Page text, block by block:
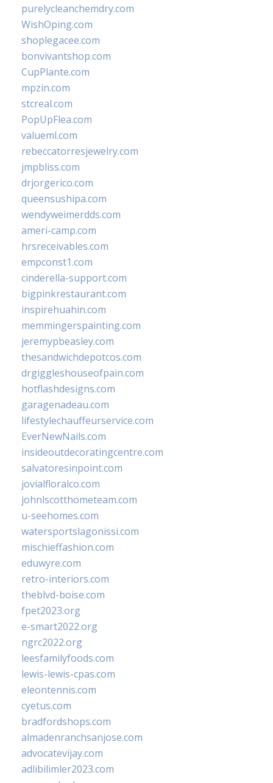
purelycleanchemdry.com
WishOping.com
shoplegacee.com
bonvivantshop.com
CupPlante.com
mpzin.com
stcreal.com
PopUpFlea.com
valueml.com
rebeccatorresjewelry.com
jmpbliss.com
drjorgerico.com
queensushipa.com
wendyweimerdds.com
ameri-camp.com
hrsreceivables.com
empconst1.com
cinderella-support.com
bigpinkrestaurant.com
inspirehuahin.com
memmingerspainting.com
jeremypbeasley.com
thesandwichdepotcos.com
drgiggleshouseofpain.com
hotflashdesigns.com
garagenadeau.com
lifestylechauffeurservice.com
EverNewNails.com
insideoutdecoratingcentre.com
salvatoresinpoint.com
jovialfloralco.com
johnlscotthometeam.com
u-seehomes.com
watersportslagonissi.com
mischieffashion.com
eduwyre.com
retro-interiors.com
theblvd-boise.com
fpet2023.org
e-smart2022.org
ngrc2022.org
leesfamilyfoods.com
lewis-lewis-cpas.com
eleontennis.com
cyetus.com
bradfordshops.com
almadenranchsanjose.com
advocatevijay.com
adlibilimler2023.com